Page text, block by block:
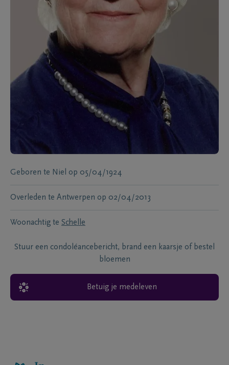
Geboren te Niel op 05/04/1924
Overleden te Antwerpen op 02/04/2013
Woonachtig te Schelle
Stuur een condoléancebericht, brand een kaarsje of bestel
bloemen
Betuig je medeleven